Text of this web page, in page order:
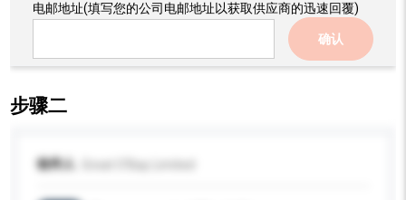
电邮地址(填写您的公司电邮地址以获取供应商的迅速回覆)
确认
步骤二
收件人